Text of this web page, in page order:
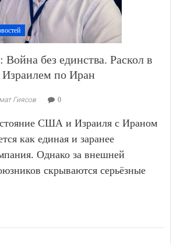
без единства. Раскол в
по Иран
Гиясов 0
США и Израиля с Ираном
как единая и заранее
Однако за внешней
скрываются серьёзные